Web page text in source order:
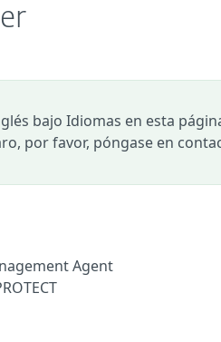
bajo Idiomas en esta
por favor, póngase en
Agent